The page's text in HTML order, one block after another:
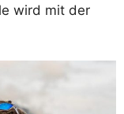
wird mit der